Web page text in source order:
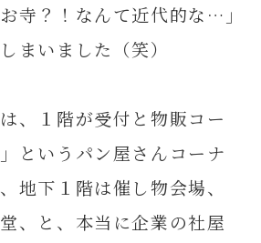
寺？！なんて近代的な…」
まいました（笑）
、１階が受付と物販コー
というパン屋さんコーナ
地下１階は催し物会場、
、と、本当に企業の社屋